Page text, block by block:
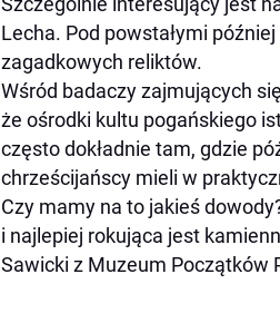
Lecha. Pod powstałymi
zagadkowych reliktów.
Wśród badaczy zajmujących
że ośrodki kultu pogańskiego
często dokładnie tam, gdzie
chrześcijańscy mieli w
Czy mamy na to jakieś
i najlepiej rokująca jest
Sawicki z Muzeum Początków